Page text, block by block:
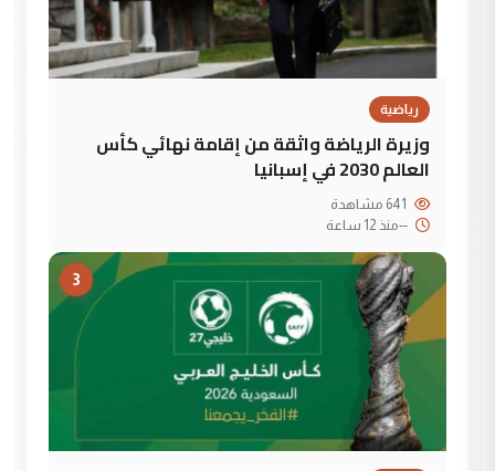
رياضية
وزيرة الرياضة واثقة من إقامة نهائي كأس
العالم 2030 في إسبانيا
--منذ 12 ساعة
3